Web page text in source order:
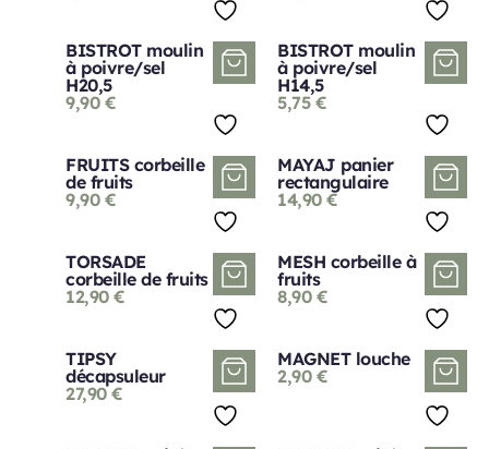
BISTROT moulin
à poivre/sel
H20,5
9,90€
BISTROT moulin
à poivre/sel
H14,5
5,75€
FRUITS corbeille
de fruits
9,90 €
MAYAJ panier
rectangulaire
14,90 €
TORSADE
corbeille de fruits
12,90 €
MESH corbeille à
fruits
8,90 €
TIPSY
décapsuleur
27,90€
MAGNET louche
2,90 €